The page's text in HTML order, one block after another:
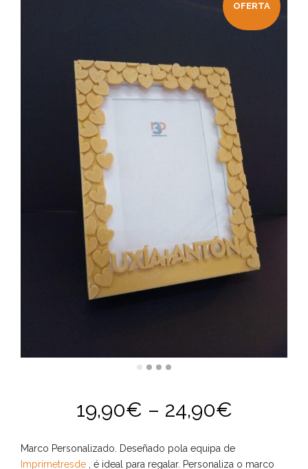
OFERTA
19,90€ – 24,90€
Marco Personalizado. Deseñado pola equipa de
Imprimetresde
, é ideal para regalar. Personaliza o marco